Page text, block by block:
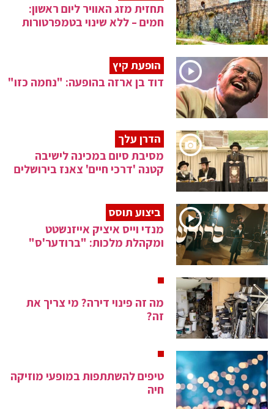
תחזית מזג האוויר ליום ראשון:
חמים – ללא שינוי בטמפרטורות
הופעת קיץ
דוד בן ארזה בהופעה: "נחמה כזו"
הדרן עלך
מסיבת סיום במכינה לישיבה
קטנה 'דרכי חיים' צאנז בירושלים
ביצוע תוסס
מנדי וייס איציק אייזנשטט
ומקהלת מלכות: "ברודער'ס"
מה זה פינוי דירה? מי צריך את
זה?
טיפים להשתתפות במופעי מוזיקה
חיה